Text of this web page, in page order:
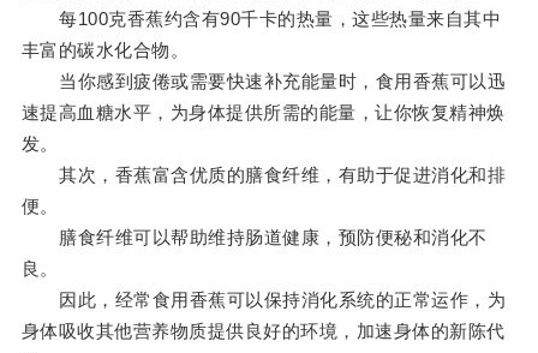
每100克香蕉约含有90千卡的热量，这些热量来自其中
丰富的碳水化合物。
当你感到疲倦或需要快速补充能量时，食用香蕉可以迅
速提高血糖水平，为身体提供所需的能量，让你恢复精神焕
发。
其次，香蕉富含优质的膳食纤维，有助于促进消化和排
便。
膳食纤维可以帮助维持肠道健康，预防便秘和消化不
良。
因此，经常食用香蕉可以保持消化系统的正常运作，为
身体吸收其他营养物质提供良好的环境，加速身体的新陈代